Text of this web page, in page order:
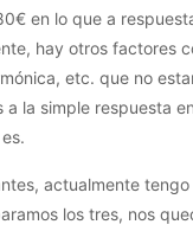
en lo que a
hay otros factores
etc. que no
a la simple respuesta
actualmente
los tres, nos